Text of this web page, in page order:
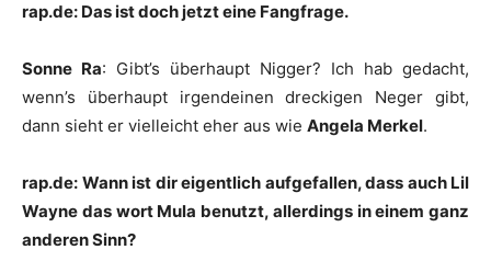
rap.de: Das ist doch jetzt eine Fangfrage.
Sonne Ra: Gibt’s überhaupt Nigger? Ich hab gedacht,
wenn’s überhaupt irgendeinen dreckigen Neger gibt,
dann sieht er vielleicht eher aus wie Angela Merkel.
rap.de: Wann ist dir eigentlich aufgefallen, dass auch Lil
Wayne das wort Mula benutzt, allerdings in einem ganz
anderen Sinn?